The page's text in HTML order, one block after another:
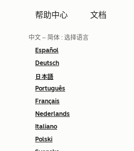
帮助中心 文档
中文 – 简体 : 选择语言
Español
Deutsch
日本語
Português
Français
Nederlands
Italiano
Polski